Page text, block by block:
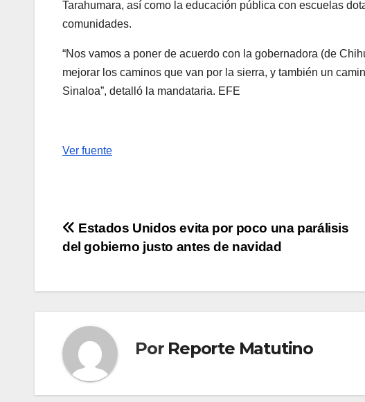
Tarahumara, así como la educación pública con escuelas
comunidades.
“Nos vamos a poner de acuerdo con la gobernadora (de
mejorar los caminos que van por la sierra, y también un
Sinaloa”, detalló la mandataria. EFE
Ver fuente
Navegación
de
entradas
Estados Unidos evita por poco una parálisis
del gobierno justo antes de navidad
Por Reporte Matutino